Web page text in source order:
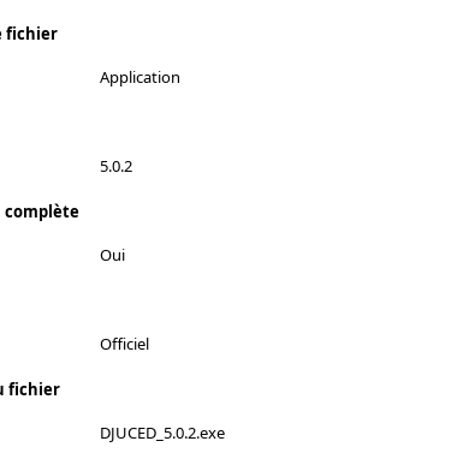
fichier
Application
5.0.2
complète
Oui
Officiel
fichier
DJUCED_5.0.2.exe